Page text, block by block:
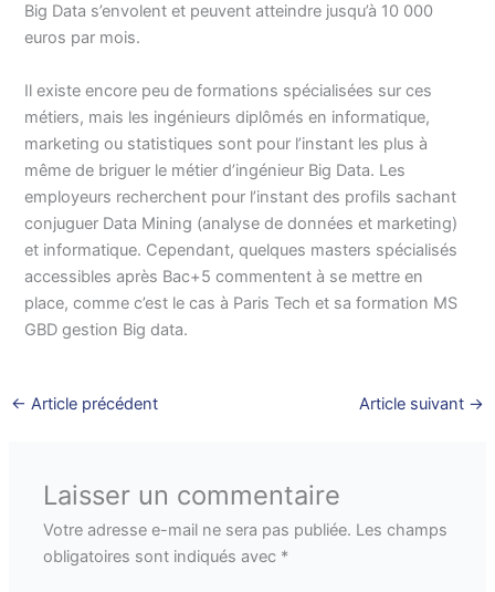
Big Data s’envolent et peuvent atteindre jusqu’à 10 000
euros par mois.
Il existe encore peu de formations spécialisées sur ces
métiers, mais les ingénieurs diplômés en informatique,
marketing ou statistiques sont pour l’instant les plus à
même de briguer le métier d’ingénieur Big Data. Les
employeurs recherchent pour l’instant des profils sachant
conjuguer Data Mining (analyse de données et marketing)
et informatique. Cependant, quelques masters spécialisés
accessibles après Bac+5 commentent à se mettre en
place, comme c’est le cas à Paris Tech et sa formation MS
GBD gestion Big data.
← Article précédent Article suivant →
Laisser un commentaire
Votre adresse e-mail ne sera pas publiée. Les champs
obligatoires sont indiqués avec *